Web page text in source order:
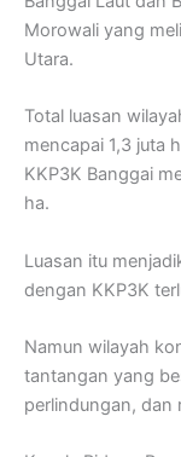
Morowali yang
Utara.
Total luasan
mencapai 1,3 juta
KKP3K Banggai
ha.
Luasan itu
dengan KKP3K
Namun wilayah
tantangan yang
perlindungan, dan